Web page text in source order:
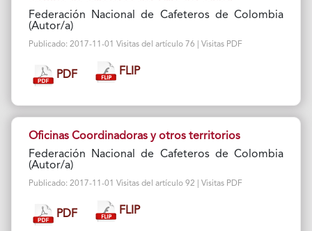
Federación Nacional de Cafeteros de Colombia
(Autor/a)
Publicado: 2017-11-01 Visitas del artículo 76 | Visitas PDF
PDF FLIP
Oficinas Coordinadoras y otros territorios
Federación Nacional de Cafeteros de Colombia
(Autor/a)
Publicado: 2017-11-01 Visitas del artículo 92 | Visitas PDF
PDF FLIP